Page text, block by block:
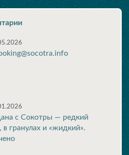
с Сокотры — редкий
в гранулах и «жидкий».